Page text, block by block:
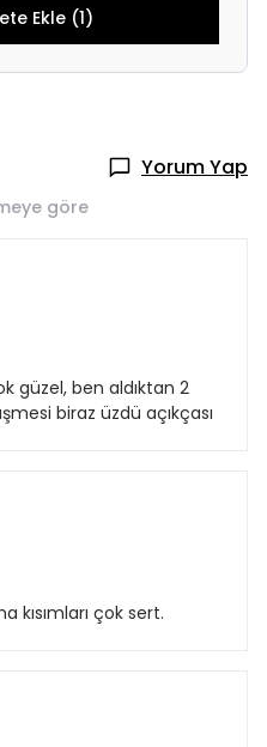
Ekle (1)
Yorum Yap
göre
güzel, ben aldıktan 2
biraz üzdü açıkçası
kısımları çok sert.